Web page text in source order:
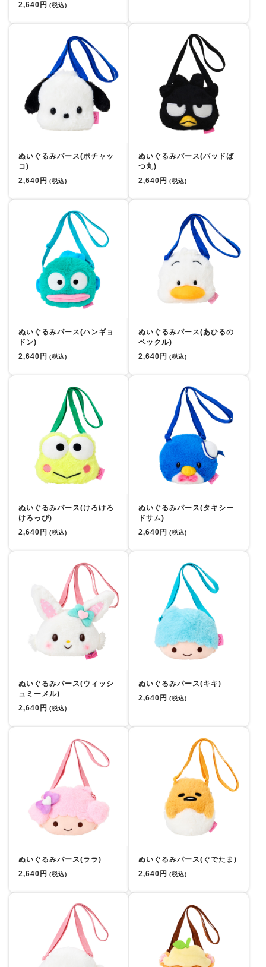
2,640円 (税込)
ぬいぐるみパース(ポチャッ
コ)
2,640円 (税込)
ぬいぐるみパース(バッドば
つ丸)
2,640円 (税込)
ぬいぐるみパース(ハンギョ
ドン)
2,640円 (税込)
ぬいぐるみパース(あひるの
ペックル)
2,640円 (税込)
ぬいぐるみパース(けろけろ
けろっぴ)
2,640円 (税込)
ぬいぐるみパース(タキシー
ドサム)
2,640円 (税込)
ぬいぐるみパース(ウィッシ
ュミーメル)
2,640円 (税込)
ぬいぐるみパース(キキ)
2,640円 (税込)
ぬいぐるみパース(ララ)
2,640円 (税込)
ぬいぐるみパース(ぐでたま)
2,640円 (税込)